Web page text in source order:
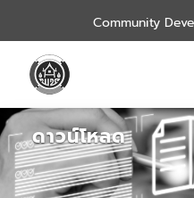
Community
ดาวน์โหลด